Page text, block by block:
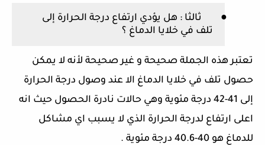
● ثالثا : هل يؤدي ارتفاع درجة الحرارة إلى
تلف في خلايا الدماغ ؟
تعتبر هذه الجملة صحيحة و غير صحيحة لأنه لا يمكن
حصول تلف في خلايا الدماغ الا عند وصول درجة الحرارة
إلى 41-42
درجة مئوية وهي حالات نادرة الحصول حيث انه
اعلى ارتفاع لدرجة الحرارة الذي لا يسبب اي مشاكل
للدماغ هو
درجة مئوية .